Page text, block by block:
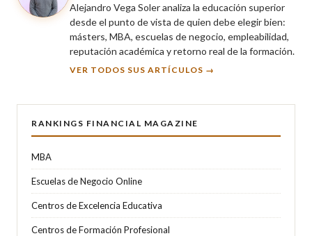
Alejandro Vega Soler analiza la educación superior
desde el punto de vista de quien debe elegir bien:
másters, MBA, escuelas de negocio, empleabilidad,
reputación académica y retorno real de la formación.
VER TODOS SUS ARTÍCULOS →
RANKINGS FINANCIAL MAGAZINE
MBA
Escuelas de Negocio Online
Centros de Excelencia Educativa
Centros de Formación Profesional